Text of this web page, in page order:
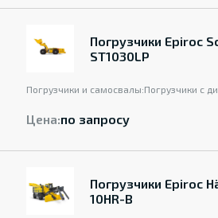
Погрузчики Epiroc
ST1030LP
Погрузчики и самосвалы:Погрузчики с
Цена:по запросу
Погрузчики Epiroc
10HR-B